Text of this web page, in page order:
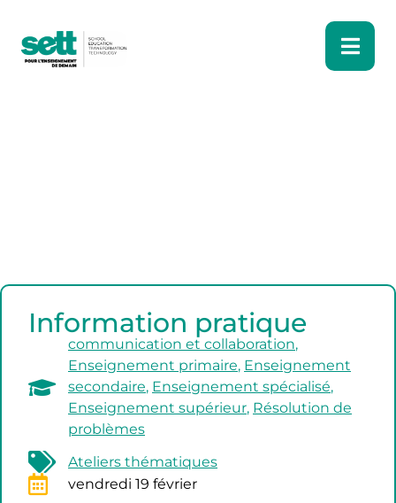
Information pratique
communication et collaboration,
Enseignement primaire, Enseignement
secondaire, Enseignement spécialisé,
Enseignement supérieur, Résolution de
problèmes
Ateliers thématiques
vendredi 19 février